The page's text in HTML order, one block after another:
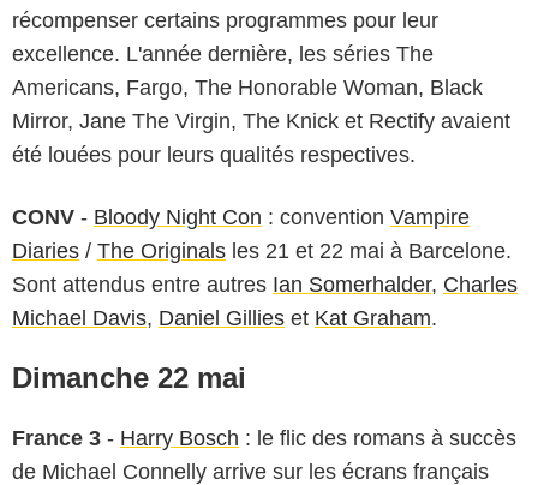
récompenser certains programmes pour leur
excellence. L'année dernière, les séries The
Americans, Fargo, The Honorable Woman, Black
Mirror, Jane The Virgin, The Knick et Rectify avaient
été louées pour leurs qualités respectives.
CONV - Bloody Night Con : convention Vampire
Diaries / The Originals les 21 et 22 mai à Barcelone.
Sont attendus entre autres Ian Somerhalder, Charles
Michael Davis, Daniel Gillies et Kat Graham.
Dimanche 22 mai
France 3 - Harry Bosch : le flic des romans à succès
de Michael Connelly arrive sur les écrans français